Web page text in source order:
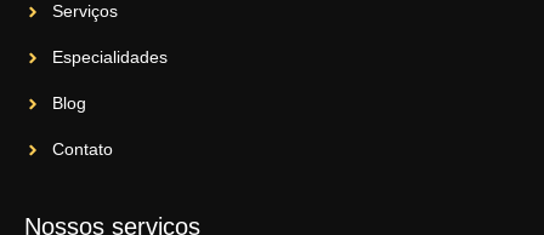
Serviços
Especialidades
Blog
Contato
Nossos serviços